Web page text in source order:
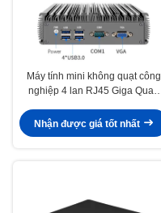
Máy tính mini không quạt công
nghiệp 4 lan RJ45 Giga Quad
quạt Máy tính mini công nghiệp
Nhận được giá tốt nhất